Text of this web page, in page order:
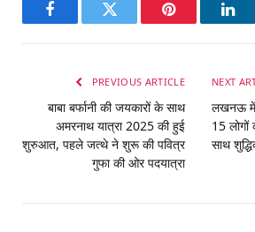
FacebookTwitter Pinterest
PREVIOUS ARTICLE
बाबा बर्फानी की जयकारों के साथ
अमरनाथ यात्रा 2025 की हुई
शुरुआत, पहले जत्थे ने शुरू की पवित्र
गुफा की ओर पदयात्रा
NEXT
लखनऊ में
15 लोगों
साथ